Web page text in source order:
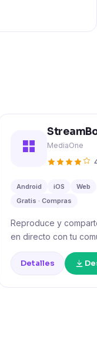
MediaOne
Android iOS
Web
Gratis · Compras
Reproduce y
en directo con tu
Detalles